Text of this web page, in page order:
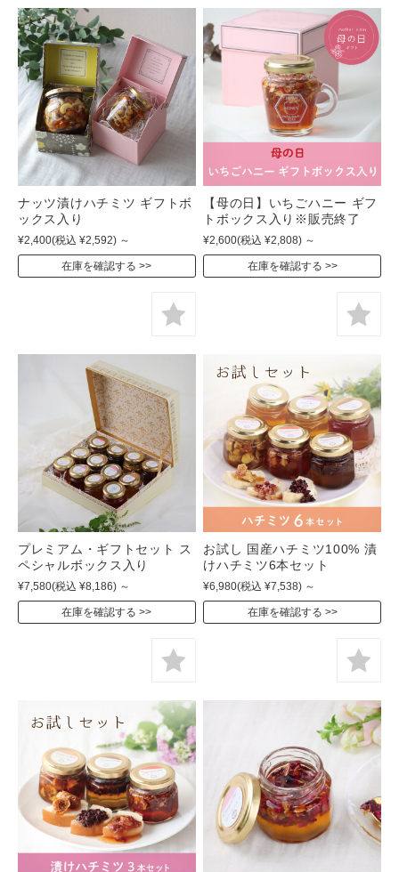
ナッツ漬けハチミツ ギフトボ
ックス入り
¥2,400(税込 ¥2,592) ～
在庫を確認する
【母の日】いちごハニー ギフ
トボックス入り※販売終了
¥2,600(税込 ¥2,808) ～
在庫を確認する
プレミアム・ギフトセット ス
ペシャルボックス入り
¥7,580(税込 ¥8,186) ～
在庫を確認する
お試し 国産ハチミツ100% 漬
けハチミツ6本セット
¥6,980(税込 ¥7,538) ～
在庫を確認する